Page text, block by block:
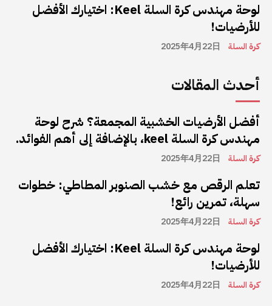
لوحة مهندس كرة السلة Keel: اختيارك الأفضل
للأرضيات!
كرة السلة 2025年4月22日
أحدث المقالات
أفضل الأرضيات الخشبية المجمعة؟ شرح لوحة
مهندس كرة السلة keel، بالإضافة إلى أهم الفوائد.
كرة السلة 2025年4月22日
تعلم الرقص مع خشب الصنوبر المطاطي: خطوات
سهلة، تمرين رائع!
كرة السلة 2025年4月22日
لوحة مهندس كرة السلة Keel: اختيارك الأفضل
للأرضيات!
كرة السلة 2025年4月22日